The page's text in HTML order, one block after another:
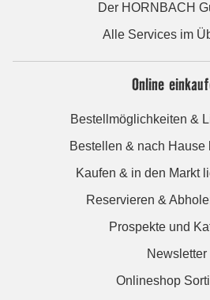
Der HORNBACH
Alle Services im
Online
Bestellmöglichkeiten &
Bestellen & nach Hause
Kaufen & in den Markt
Reservieren &
Prospekte und
Newsletter
Onlineshop